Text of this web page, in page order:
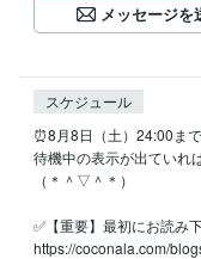
メッセージを
スケジュール
⏰8月8日（土）24:00ま
待機中の表示が出ていれ
（＊＾▽＾＊）
✅【重要】最初にお読み
https://coconala.com/